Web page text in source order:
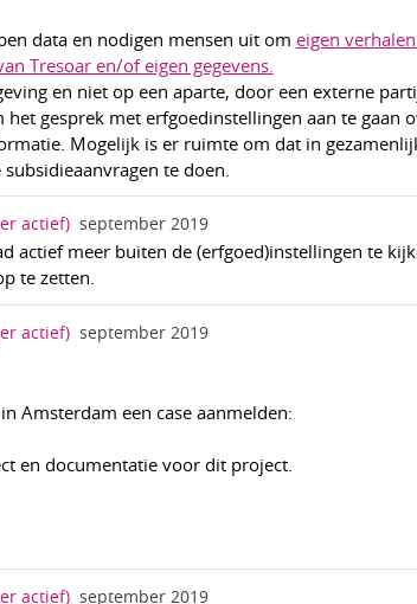
data en nodigen mensen uit om eigen
Tresoar en/of eigen gegevens.
en niet op een aparte, door een externe
gesprek met erfgoedinstellingen aan te gaan
Mogelijk is er ruimte om dat in
te doen.
actief) september 2019
actief meer buiten de (erfgoed)instellingen te
te zetten.
actief) september 2019
Amsterdam een case aanmelden:
en documentatie voor dit project.
actief) september 2019